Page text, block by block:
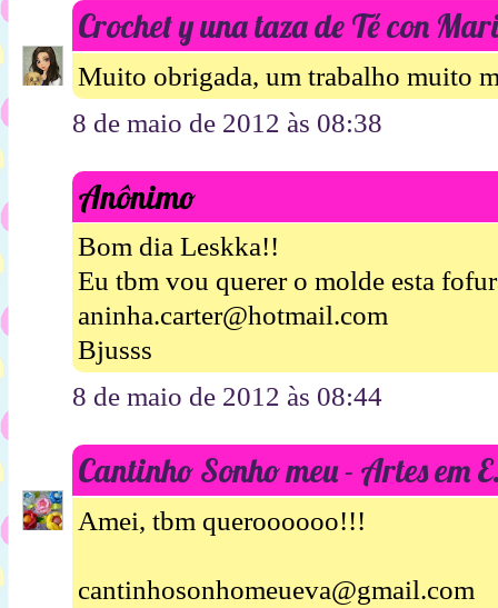
Crochet y una taza de Té con
Muito obrigada, um trabalho muito
8 de maio de 2012 às 08:38
Anônimo
Bom dia Leskka!!
Eu tbm vou querer o molde esta
aninha.carter@hotmail.com
Bjusss
8 de maio de 2012 às 08:44
Cantinho Sonho meu - Artes em
Amei, tbm queroooooo!!!
cantinhosonhomeueva@gmail.com